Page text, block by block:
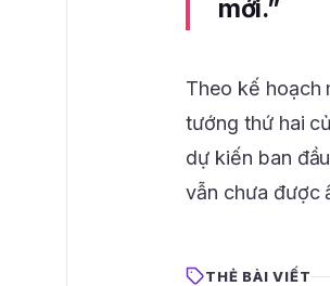
mới.”
Theo kế hoạch
tướng thứ hai
dự kiến ban
vẫn chưa được
THẺ BÀI VIẾT